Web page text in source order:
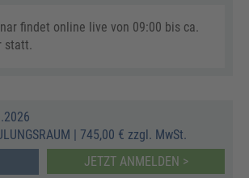
findet online live von 09:00 bis ca.
statt.
| 745,00 € zzgl. MwSt.
JETZT ANMELDEN >